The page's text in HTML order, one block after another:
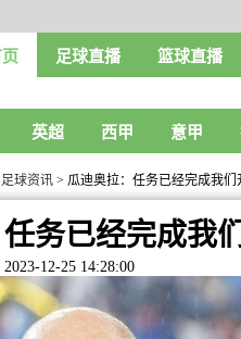
足球直播 篮球直播
英超 西甲 意甲
足球资讯 > 瓜迪奥拉：任务已经完成我们
务已经完成我
2023-12-25 14:28:00